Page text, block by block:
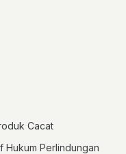
Cacat
Hukum Perlindungan